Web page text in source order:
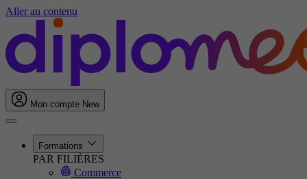
Aller au contenu
Mon compte New
Formations
PAR FILIÈRES
Commerce